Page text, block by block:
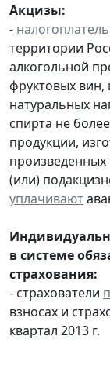
Акцизы:
-
территории
алкогольной
фруктовых вин,
натуральных
спирта не
продукции,
произведенных
(или)
уплачивают
в системе
страхования:
- страхователи
взносах и
квартал 2013 г.